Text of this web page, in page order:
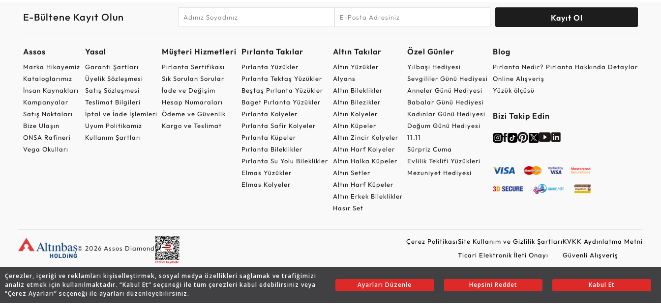
Çerezler, içeriği ve reklamları kişiselleştirmek, sosyal medya özellikleri sağlamak ve trafiğimizi
analiz etmek için kullanılmaktadır. “Kabul Et” seçeneği ile tüm çerezleri kabul edebilirsiniz veya
“Çerez Ayarları” seçeneği ile ayarları düzenleyebilirsiniz.
Ayarları Düzenle Hepsini Reddet Kabul Et
E-Bültene Kayıt Olun Kayıt Ol
Assos
Marka Hikayemiz
Kataloglarımız
İnsan Kaynakları
Kampanyalar
Satış Noktaları
Bize Ulaşın
ONSA Rafineri
Vega Okulları
Yasal
Garanti Şartları
Üyelik Sözleşmesi
Satış Sözleşmesi
Teslimat Bilgileri
İptal ve İade İşlemleri
Uyum Politikamız
Kullanım Şartları
Müşteri Hizmetleri
Pırlanta Sertifikası
Sık Sorulan Sorular
İade ve Değişim
Hesap Numaraları
Ödeme ve Güvenlik
Kargo ve Teslimat
Pırlanta Takılar
Pırlanta Yüzükler
Pırlanta Tektaş Yüzükler
Beştaş Pırlanta Yüzükler
Baget Pırlanta Yüzükler
Pırlanta Kolyeler
Pırlanta Safir Kolyeler
Pırlanta Küpeler
Pırlanta Bileklikler
Pırlanta Su Yolu Bileklikler
Elmas Yüzükler
Elmas Kolyeler
Altın Takılar
Altın Yüzükler
Alyans
Altın Bileklikler
Altın Bilezikler
Altın Kolyeler
Altın Küpeler
Altın Zincir Kolyeler
Altın Harf Kolyeler
Altın Halka Küpeler
Altın Setler
Altın Harf Küpeler
Altın Erkek Bileklikler
Hasır Set
Özel Günler
Yılbaşı Hediyesi
Sevgililer Günü Hediyesi
Anneler Günü Hediyesi
Babalar Günü Hediyesi
Kadınlar Günü Hediyesi
Doğum Günü Hediyesi
11.11
Sürpriz Cuma
Evlilik Teklifi Yüzükleri
Mezuniyet Hediyesi
Blog
Pırlanta Nedir? Pırlanta Hakkında Detaylar
Online Alışveriş
Yüzük ölçüsü
Bizi Takip Edin
© 2026 Assos Diamond
Çerez PolitikasıSite Kullanım ve Gizlilik Şartları
Ticari Elektronik İleti Onayı
KVKK Aydınlatma Metni
Güvenli Alışveriş
Copyright © 2026 Assos Pırlanta - Bu sitenin tüm hakları saklıdır.